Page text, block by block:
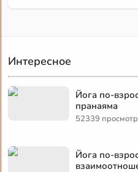
Интересное
Йога по-
пранаяма
52339
Йога по-